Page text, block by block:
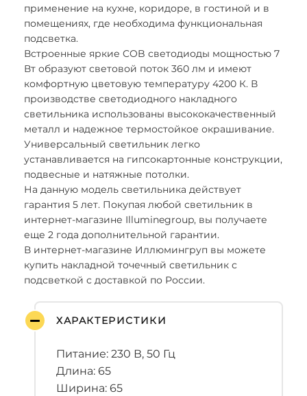
применение на кухне, коридоре, в гостиной и в
помещениях, где необходима функциональная
подсветка.
Встроенные яркие COB светодиоды мощностью 7
Вт образуют световой поток 360 лм и имеют
комфортную цветовую температуру 4200 К. В
производстве светодиодного накладного
светильника использованы высококачественный
металл и надежное термостойкое окрашивание.
Универсальный светильник легко
устанавливается на гипсокартонные конструкции,
подвесные и натяжные потолки.
На данную модель светильника действует
гарантия 5 лет. Покупая любой светильник в
интернет-магазине Illuminegroup, вы получаете
еще 2 года дополнительной гарантии.
В интернет-магазине Иллюмингруп вы можете
купить накладной точечный светильник с
подсветкой с доставкой по России.
ХАРАКТЕРИСТИКИ
Питание: 230 В, 50 Гц
Длина: 65
Ширина: 65